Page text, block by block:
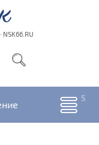
NSK66.RU